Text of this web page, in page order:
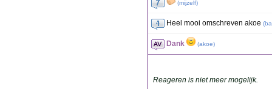
(mijzelf)
Heel mooi omschreven akoe (
Dank (akoe)
Reageren is niet meer mogelijk.